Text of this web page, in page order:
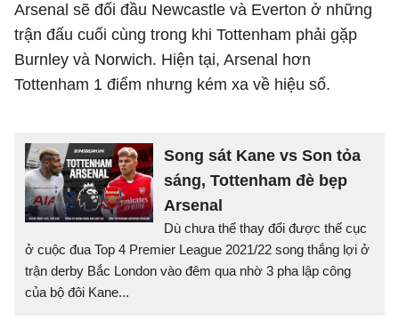
Arsenal sẽ đối đầu Newcastle và Everton ở những
trận đấu cuối cùng trong khi Tottenham phải gặp
Burnley và Norwich. Hiện tại, Arsenal hơn
Tottenham 1 điểm nhưng kém xa về hiệu số.
Song sát Kane vs Son tỏa
sáng, Tottenham đè bẹp
Arsenal
Dù chưa thể thay đổi được thế cục
ở cuộc đua Top 4 Premier League 2021/22 song thắng lợi ở
trận derby Bắc London vào đêm qua nhờ 3 pha lập công
của bộ đôi Kane...